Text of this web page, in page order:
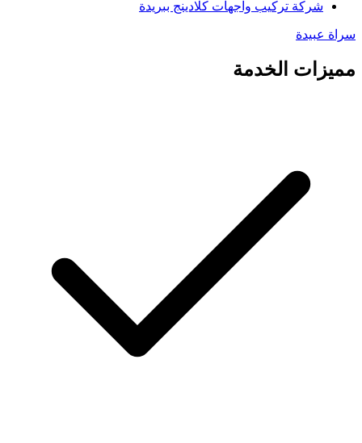
شركة تركيب واجهات كلادينج ببريدة
سراة عبيدة
مميزات الخدمة